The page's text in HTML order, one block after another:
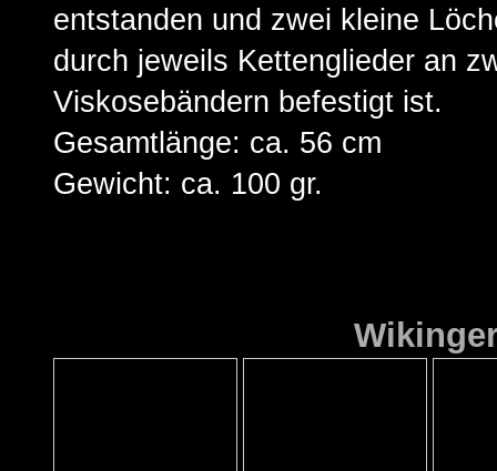
entstanden und zwei kleine
durch jeweils Kettenglieder an
Viskosebändern befestigt ist.
Gesamtlänge: ca. 56 cm
Gewicht: ca. 100 gr.